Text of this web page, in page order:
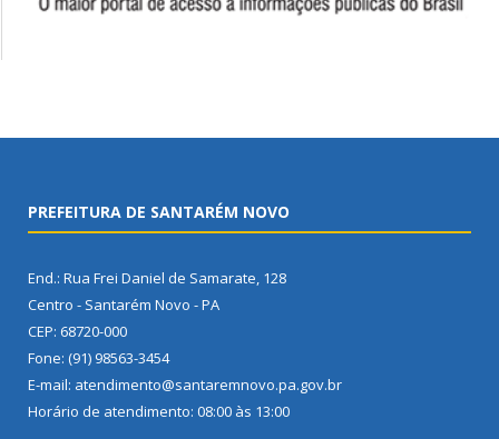
PREFEITURA DE SANTARÉM NOVO
End.: Rua Frei Daniel de Samarate, 128
Centro - Santarém Novo - PA
CEP: 68720-000
Fone: (91) 98563-3454
E-mail: atendimento@santaremnovo.pa.gov.br
Horário de atendimento: 08:00 às 13:00